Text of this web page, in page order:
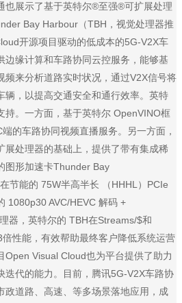
也展示了基于英特尔®至强®可扩展处理
Bay Harbour（TBH，视觉处理器推
开源项目驱动的低成本的5G-V2X车
边缘计算和车路协同云控服务，能够基
频来分析道路实时状况，通过V2X信号将
辆，以提高交通安全和通行效率。英特
持。一方面，基于英特尔 OpenVINO框
的车路协同视频直播服务。另一方面，
处理器的基础上，提供了带有集成稀
图形加速卡Thunder Bay
节能的 75W半高半长 （HHHL）PCIe
1080p30 AVC/HEVC 解码 +
器，英特尔的 TBH在Streams/$和
性能，有效帮助最终客户降低系统运营
Open Visual Cloud也为平台提供了助力
迭代的能力。目前，腾讯5G-V2X车路协
政道路、高速、等多场景落地应用，成